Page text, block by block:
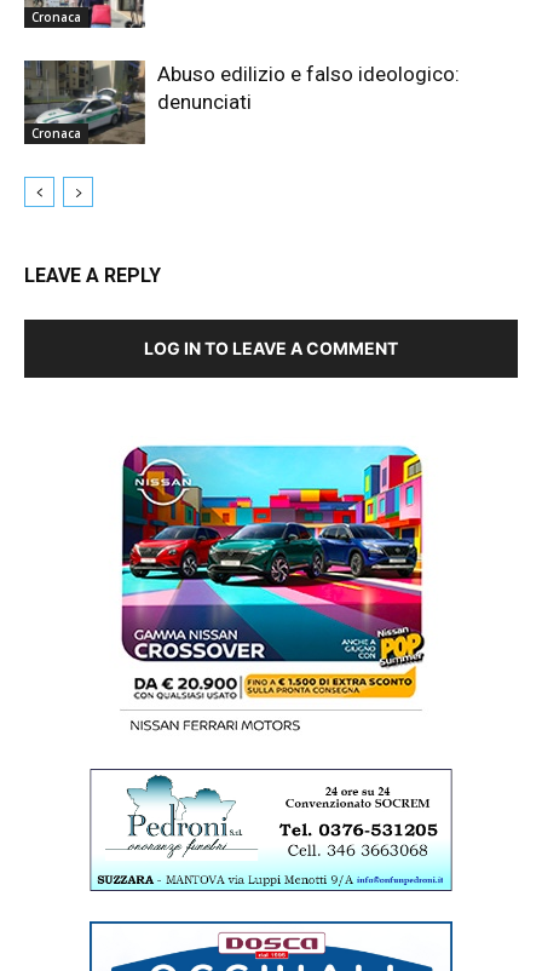
Cronaca
Cronaca
Abuso edilizio e falso ideologico:
denunciati
LEAVE A REPLY
LOG IN TO LEAVE A COMMENT